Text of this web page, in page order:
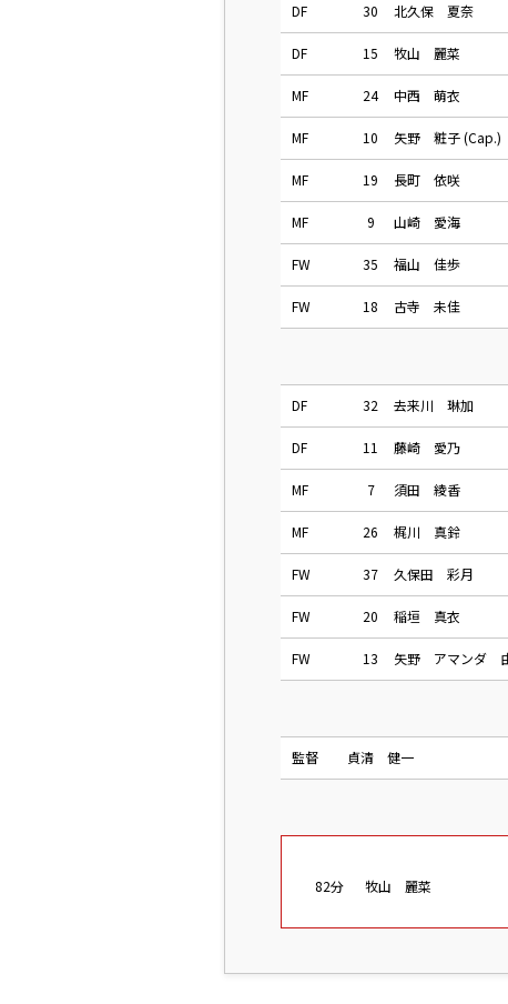
DF 30 北久保 夏奈
DF 15 牧山 麗菜
MF 24 中西 萌衣
MF 10 矢野 粧子 (Cap.)
MF 19 長町 依咲
MF 9 山崎 愛海
FW 35 福山 佳歩
FW 18 古寺 未佳
DF 32 去来川 琳加
DF 11 藤崎 愛乃
MF 7 須田 綾香
MF 26 梶川 真鈴
FW 37 久保田 彩月
FW 20 稲垣 真衣
FW 13 矢野 アマンダ
監督 貞清 健一
82分 牧山 麗菜